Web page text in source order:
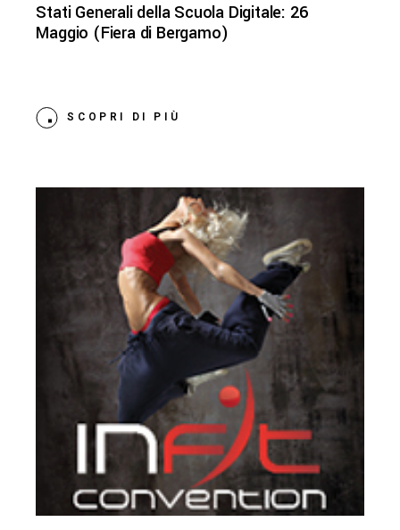
Stati Generali della Scuola Digitale: 26
Maggio (Fiera di Bergamo)
SCOPRI DI PIÙ